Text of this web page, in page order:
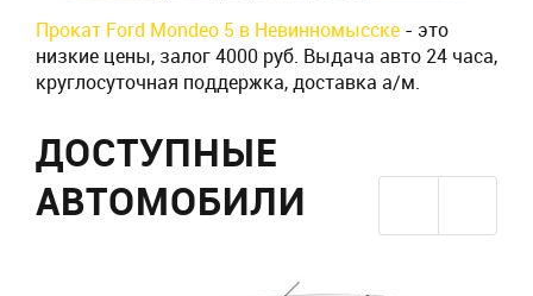
Прокат Ford Mondeo 5 в Невинномысске - это
низкие цены, залог 4000 руб. Выдача авто 24 часа,
круглосуточная поддержка, доставка а/м.
ДОСТУПНЫЕ
АВТОМОБИЛИ